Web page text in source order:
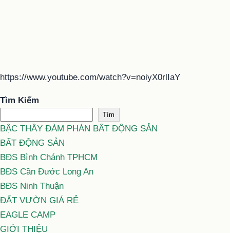
https://www.youtube.com/watch?v=noiyX0rlIaY
Tìm Kiếm
Tìm
BẬC THẦY ĐÀM PHÁN BẤT ĐỘNG SẢN
BẤT ĐỘNG SẢN
BĐS Bình Chánh TPHCM
BĐS Cần Đước Long An
BĐS Ninh Thuận
ĐẤT VƯỜN GIÁ RẺ
EAGLE CAMP
GIỚI THIỆU